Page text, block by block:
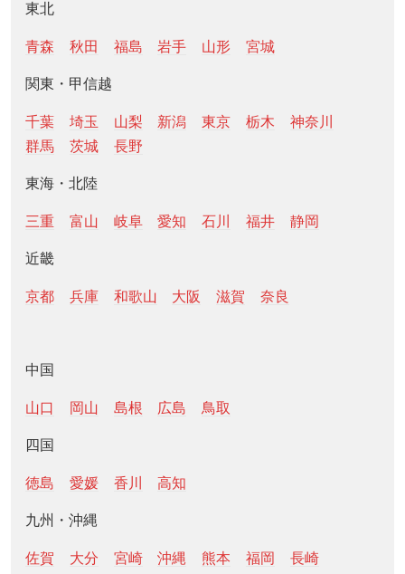
東北
青森 秋田 福島 岩手 山形 宮城
関東・甲信越
千葉 埼玉 山梨 新潟 東京 栃木
神奈川
群馬
茨城 長野
東海・北陸
三重 富山 岐阜 愛知 石川 福井 静岡
近畿
京都 兵庫 和歌山 大阪 滋賀 奈良
中国
山口 岡山 島根 広島 鳥取
四国
徳島 愛媛 香川 高知
九州・沖縄
佐賀 大分 宮崎 沖縄 熊本 福岡
長崎